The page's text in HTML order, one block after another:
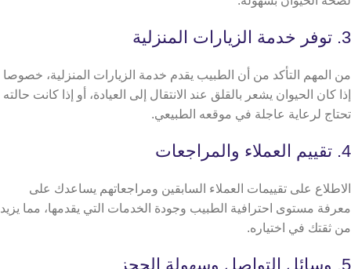
3. توفر خدمة الزيارات المنزلية
من المهم التأكد من أن الطبيب يقدم خدمة الزيارات المنزلية، خصوصا
إذا كان الحيوان يشعر بالقلق عند الانتقال إلى العيادة، أو إذا كانت حالته
تحتاج لرعاية عاجلة في موقعه الطبيعي.
4. تقييم العملاء والمراجعات
الاطلاع على تقييمات العملاء السابقين ومراجعاتهم يساعدك على
معرفة مستوى احترافية الطبيب وجودة الخدمات التي يقدمها، مما يزيد
من ثقتك في اختياره.
5. وسائل التواصل وسهولة الحجز